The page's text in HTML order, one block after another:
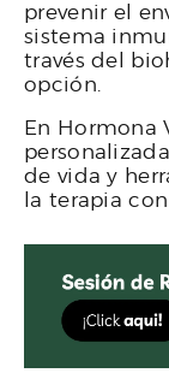
prevenir el
sistema
través del
opción.
En Hormona
de vida y
la terapia